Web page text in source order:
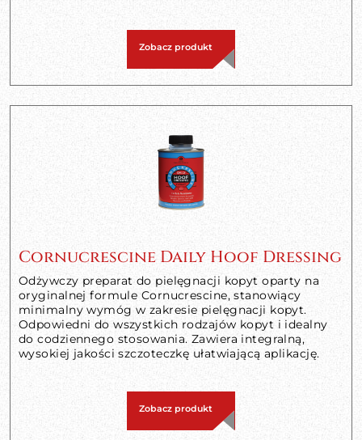
Zobacz produkt
Cornucrescine Daily Hoof Dressing
Odżywczy preparat do pielęgnacji kopyt oparty na
oryginalnej formule Cornucrescine, stanowiący
minimalny wymóg w zakresie pielęgnacji kopyt.
Odpowiedni do wszystkich rodzajów kopyt i idealny
do codziennego stosowania. Zawiera integralną,
wysokiej jakości szczoteczkę ułatwiającą aplikację.
Zobacz produkt